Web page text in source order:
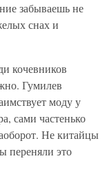
забываешь не
снах и
кочевников
Гумилев
моду у
сами частенько
Не китайцы
переняли это